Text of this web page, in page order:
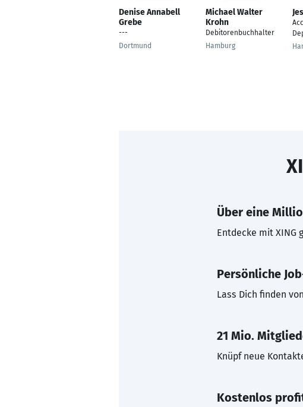
Denise Annabell
Grebe
---
Dortmund
Michael Walter
Krohn
Debitorenbuchhalter
Hamburg
Über eine
Entdecke mit XING
Persönliche
Lass Dich finden
21 Mio.
Knüpf neue
Kostenlos